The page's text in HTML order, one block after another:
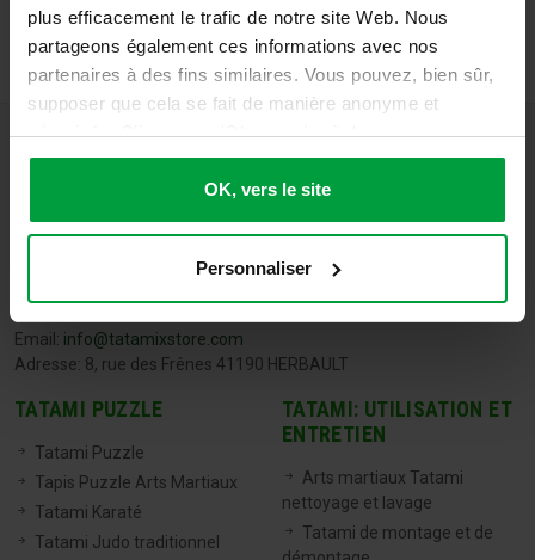
plus efficacement le trafic de notre site Web. Nous
partageons également ces informations avec nos
partenaires à des fins similaires. Vous pouvez, bien sûr,
supposer que cela se fait de manière anonyme et
sécurisée. Cliquez sur 'Ok, vers le site' pour tout
accepter ou ajustez manuellement vos préférences.
OK, vers le site
Personnaliser
Email: info@tatamixstore.com
Adresse: 8, rue des Frênes 41190 HERBAULT
TATAMI PUZZLE
Tatami Puzzle
Tapis Puzzle Arts Martiaux
Tatami Karaté
Tatami Judo traditionnel
TATAMI: UTILISATION ET
ENTRETIEN
Arts martiaux Tatami
nettoyage et lavage
Tatami de montage et de